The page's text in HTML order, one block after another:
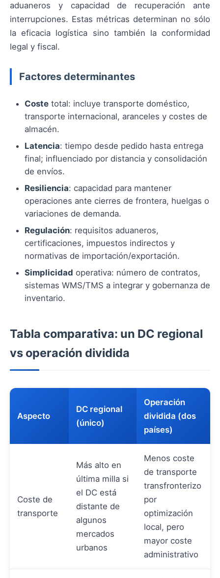
aduaneros y capacidad de recuperación ante
interrupciones. Estas métricas determinan no sólo
la eficacia logística sino también la conformidad
legal y fiscal.
Factores determinantes
Coste total: incluye transporte doméstico,
transporte internacional, aranceles y costes de
almacén.
Latencia: tiempo desde pedido hasta entrega
final; influenciado por distancia y consolidación
de envíos.
Resiliencia: capacidad para mantener
operaciones ante cierres de frontera, huelgas o
variaciones de demanda.
Regulación: requisitos aduaneros,
certificaciones, impuestos indirectos y
normativas de importación/exportación.
Simplicidad operativa: número de contratos,
sistemas WMS/TMS a integrar y gobernanza de
inventario.
Tabla comparativa: un DC regional
vs operación dividida
Aspecto
DC regional
(único)
Operación
dividida (dos
países)
Coste de
transporte
Más alto en
última milla si
el DC está
distante de
algunos
mercados
urbanos
Menos coste
de transporte
transfronterizo
por
optimización
local, pero
mayor coste
administrativo